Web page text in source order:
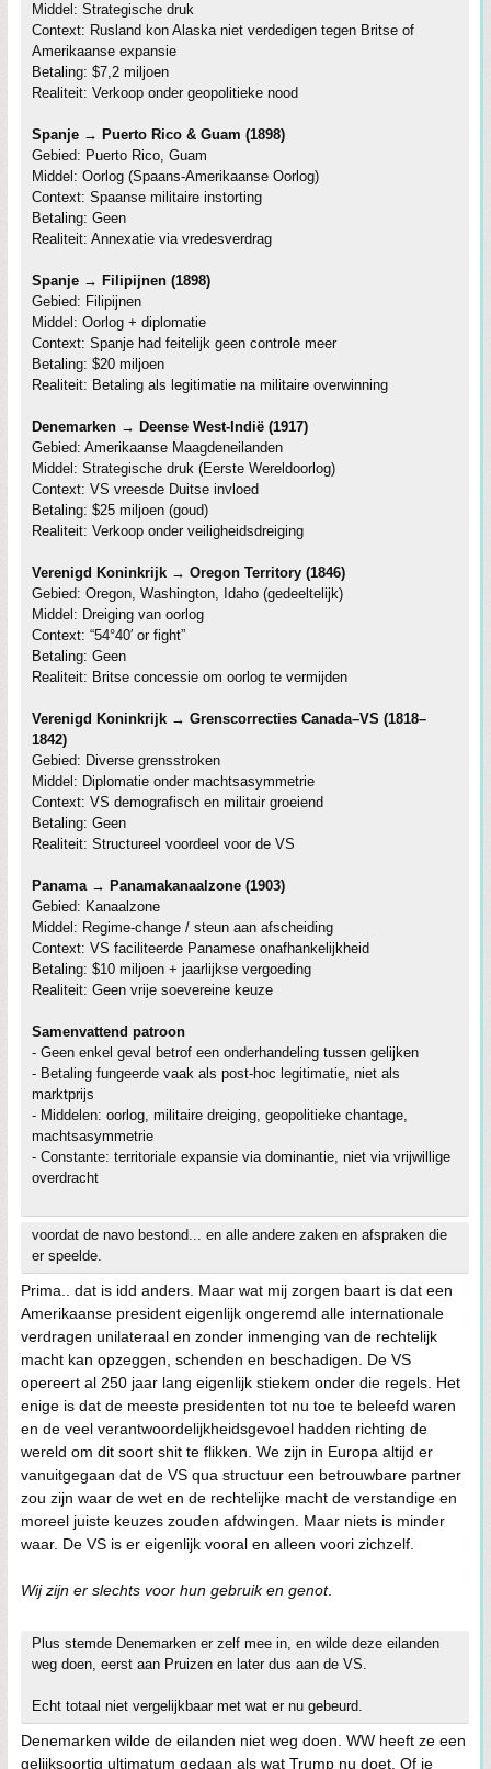
Middel: Strategische druk
Context: Rusland kon Alaska niet verdedigen tegen Britse of
Amerikaanse expansie
Betaling: $7,2 miljoen
Realiteit: Verkoop onder geopolitieke nood
Spanje → Puerto Rico & Guam (1898)
Gebied: Puerto Rico, Guam
Middel: Oorlog (Spaans-Amerikaanse Oorlog)
Context: Spaanse militaire instorting
Betaling: Geen
Realiteit: Annexatie via vredesverdrag
Spanje → Filipijnen (1898)
Gebied: Filipijnen
Middel: Oorlog + diplomatie
Context: Spanje had feitelijk geen controle meer
Betaling: $20 miljoen
Realiteit: Betaling als legitimatie na militaire overwinning
Denemarken → Deense West-Indië (1917)
Gebied: Amerikaanse Maagdeneilanden
Middel: Strategische druk (Eerste Wereldoorlog)
Context: VS vreesde Duitse invloed
Betaling: $25 miljoen (goud)
Realiteit: Verkoop onder veiligheidsdreiging
Verenigd Koninkrijk → Oregon Territory (1846)
Gebied: Oregon, Washington, Idaho (gedeeltelijk)
Middel: Dreiging van oorlog
Context: “54°40′ or fight”
Betaling: Geen
Realiteit: Britse concessie om oorlog te vermijden
Verenigd Koninkrijk → Grenscorrecties Canada–VS (1818–
1842)
Gebied: Diverse grensstroken
Middel: Diplomatie onder machtsasymmetrie
Context: VS demografisch en militair groeiend
Betaling: Geen
Realiteit: Structureel voordeel voor de VS
Panama → Panamakanaalzone (1903)
Gebied: Kanaalzone
Middel: Regime-change / steun aan afscheiding
Context: VS faciliteerde Panamese onafhankelijkheid
Betaling: $10 miljoen + jaarlijkse vergoeding
Realiteit: Geen vrije soevereine keuze
Samenvattend patroon
- Geen enkel geval betrof een onderhandeling tussen gelijken
- Betaling fungeerde vaak als post-hoc legitimatie, niet als
marktprijs
- Middelen: oorlog, militaire dreiging, geopolitieke chantage,
machtsasymmetrie
- Constante: territoriale expansie via dominantie, niet via vrijwillige
overdracht
voordat de navo bestond... en alle andere zaken en afspraken die
er speelde.
Prima.. dat is idd anders. Maar wat mij zorgen baart is dat een
Amerikaanse president eigenlijk ongeremd alle internationale
verdragen unilateraal en zonder inmenging van de rechtelijk
macht kan opzeggen, schenden en beschadigen. De VS
opereert al 250 jaar lang eigenlijk stiekem onder die regels. Het
enige is dat de meeste presidenten tot nu toe te beleefd waren
en de veel verantwoordelijkheidsgevoel hadden richting de
wereld om dit soort shit te flikken. We zijn in Europa altijd er
vanuitgegaan dat de VS qua structuur een betrouwbare partner
zou zijn waar de wet en de rechtelijke macht de verstandige en
moreel juiste keuzes zouden afdwingen. Maar niets is minder
waar. De VS is er eigenlijk vooral en alleen voori zichzelf.
Wij zijn er slechts voor hun gebruik en genot.
Plus stemde Denemarken er zelf mee in, en wilde deze eilanden
weg doen, eerst aan Pruizen en later dus aan de VS.
Echt totaal niet vergelijkbaar met wat er nu gebeurd.
Denemarken wilde de eilanden niet weg doen. WW heeft ze een
gelijksoortig ultimatum gedaan als wat Trump nu doet. Of je